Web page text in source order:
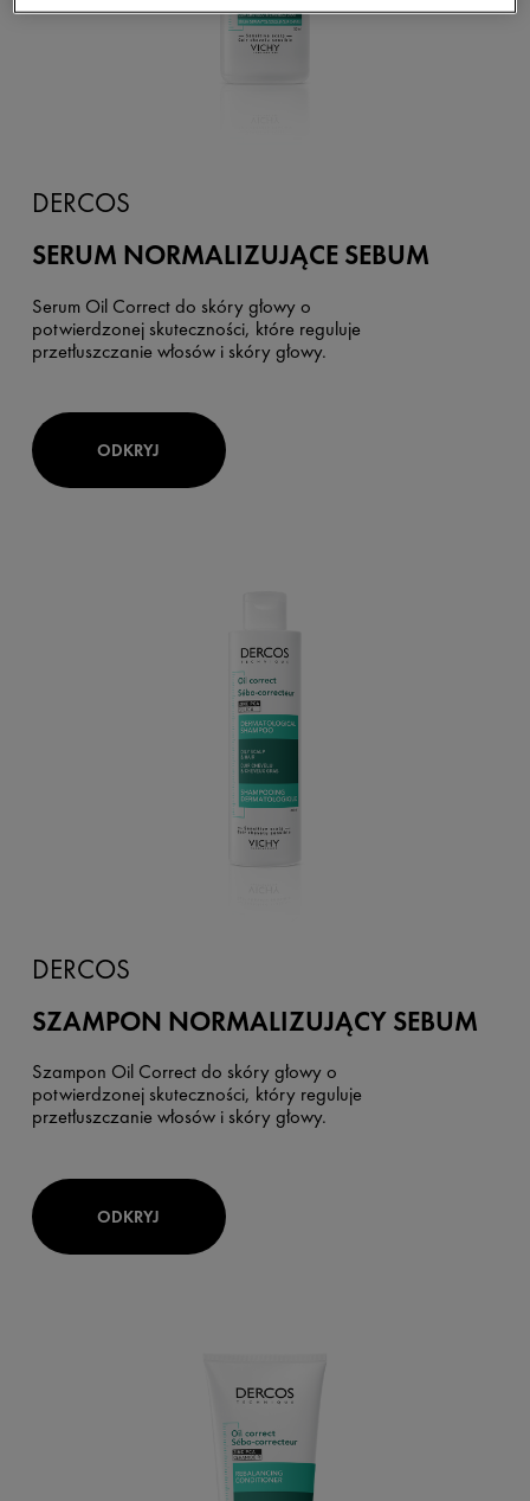
DERCOS
SERUM NORMALIZUJĄCE SEBUM
Serum Oil Correct do skóry głowy o
potwierdzonej skuteczności, które reguluje
przetłuszczanie włosów i skóry głowy.
ODKRYJ
DERCOS
SZAMPON NORMALIZUJĄCY SEBUM
Szampon Oil Correct do skóry głowy o
potwierdzonej skuteczności, który reguluje
przetłuszczanie włosów i skóry głowy.
ODKRYJ